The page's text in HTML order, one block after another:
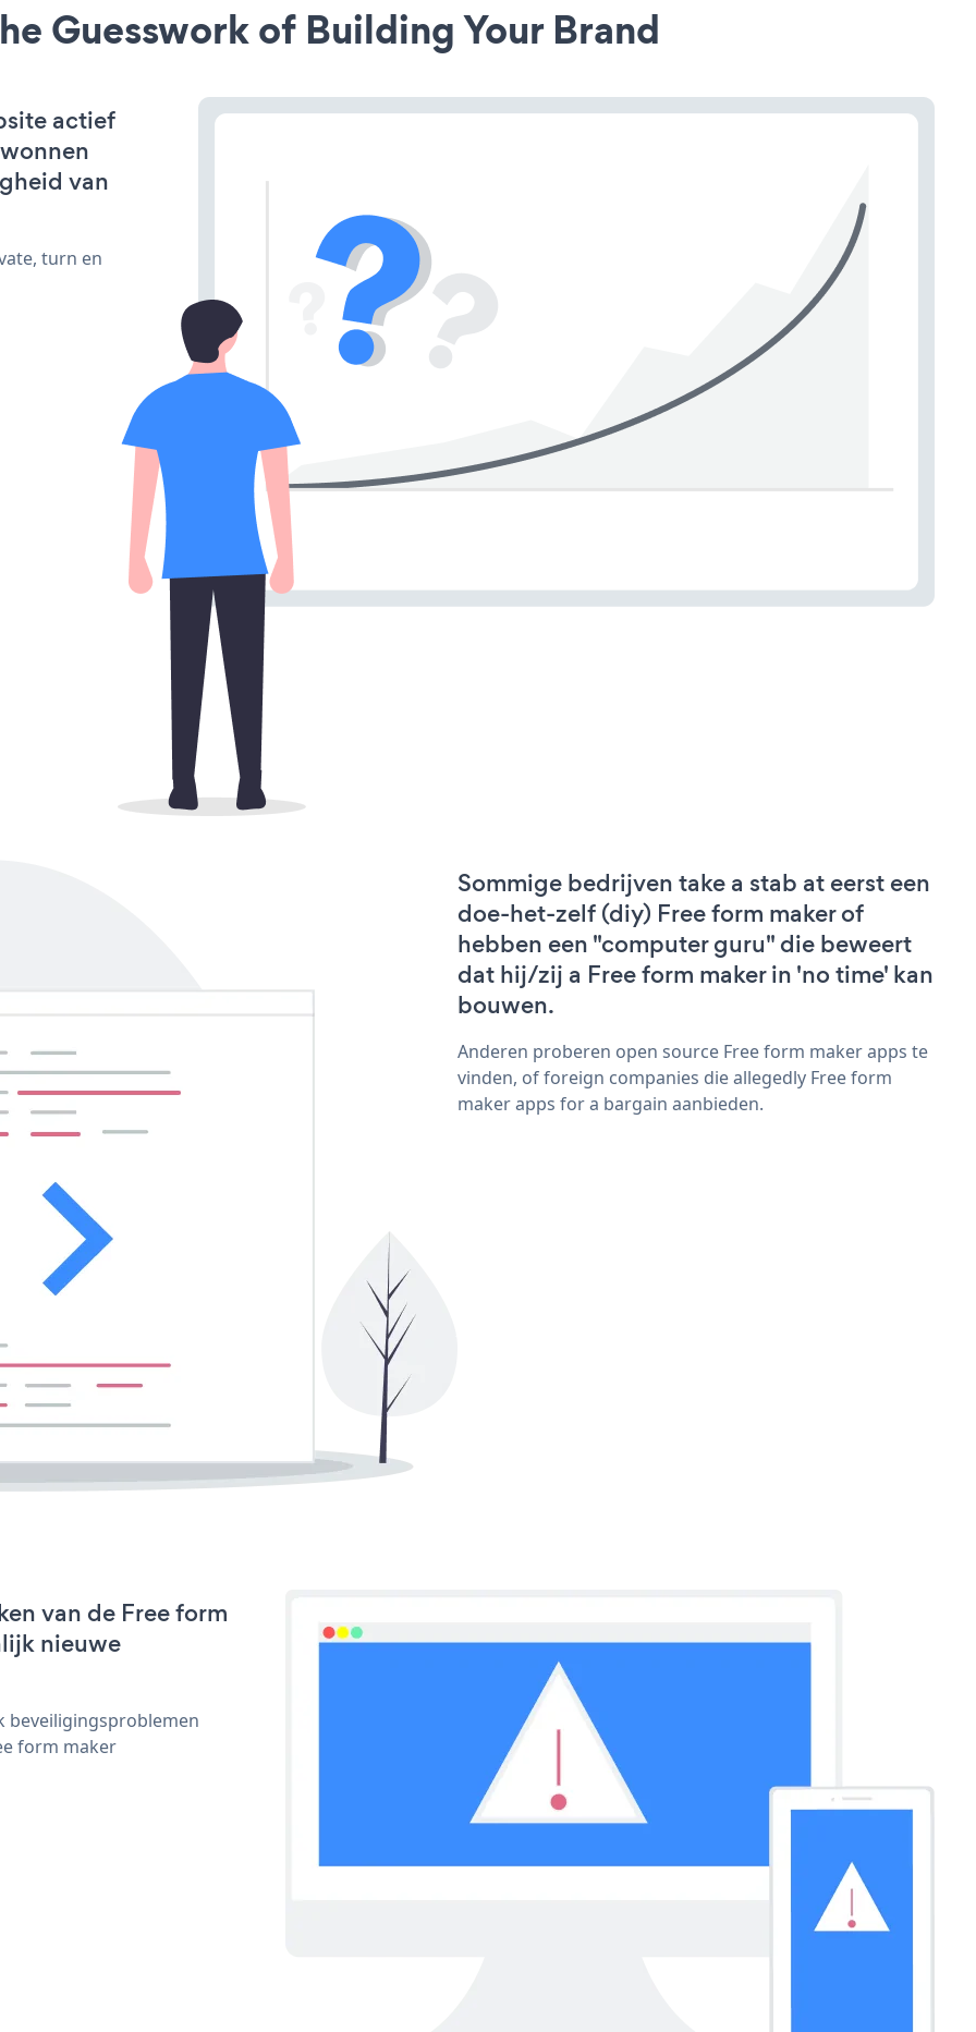
Guesswork of Building Your Brand
actief
van
turn en
Sommige bedrijven take a stab at eerst een
doe-het-zelf (diy) Free form maker of
hebben een "computer guru" die beweert
dat hij/zij a Free form maker in 'no time' kan
bouwen.
Anderen proberen open source Free form maker apps te
vinden, of foreign companies die allegedly Free form
maker apps for a bargain aanbieden.
van de Free form
nieuwe
beveiligingsproblemen
form maker